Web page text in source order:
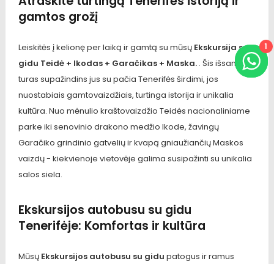
gamtos grožį
Leiskitės į kelionę per laiką ir gamtą su mūsų Ekskursija su
gidu Teidė + Ikodas + Garačikas + Maska. . Šis išsamus
turas supažindins jus su pačia Tenerifės širdimi, jos
nuostabiais gamtovaizdžiais, turtinga istorija ir unikalia
kultūra. Nuo mėnulio kraštovaizdžio Teidės nacionaliniame
parke iki senovinio drakono medžio Ikode, žavingų
Garačiko grindinio gatvelių ir kvapą gniaužiančių Maskos
vaizdų - kiekvienoje vietovėje galima susipažinti su unikalia
salos siela.
Ekskursijos autobusu su gidu
Tenerifėje: Komfortas ir kultūra
Mūsų Ekskursijos autobusu su gidu patogus ir ramus
1